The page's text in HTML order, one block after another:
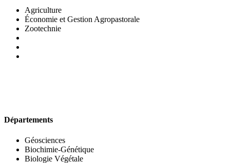
Agriculture
Économie et Gestion Agropastorale
Zootechnie
Départements
Géosciences
Biochimie-Génétique
Biologie Végétale